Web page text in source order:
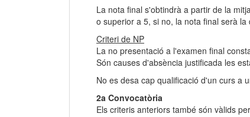
La nota final s'obtindrà a partir de la
o superior a 5, si no, la nota final serà
Criteri de NP
La no presentació a l'examen final
Són causes d'absència justificada les
No es desa cap qualificació d'un curs a
2a Convocatòria
Els criteris anteriors també són vàlids